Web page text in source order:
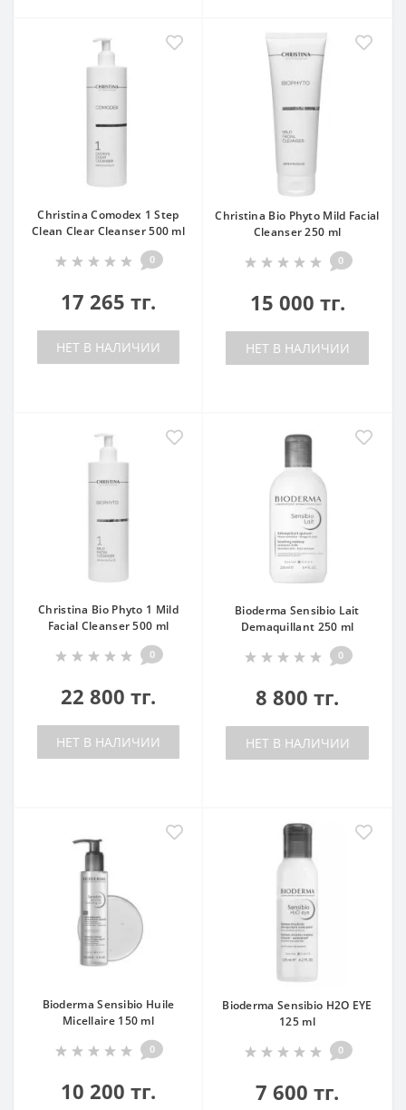
Christina Comodex 1 Step
Clean Clear Cleanser 500 ml
0
17 265 тг.
НЕТ В НАЛИЧИИ
Christina Bio Phyto Mild Facial
Cleanser 250 ml
0
15 000 тг.
НЕТ В НАЛИЧИИ
Christina Bio Phyto 1 Mild
Facial Cleanser 500 ml
0
22 800 тг.
НЕТ В НАЛИЧИИ
Bioderma Sensibio Lait
Demaquillant 250 ml
0
8 800 тг.
НЕТ В НАЛИЧИИ
Bioderma Sensibio Huile
Micellaire 150 ml
0
10 200 тг.
Bioderma Sensibio H2O EYE
125 ml
0
7 600 тг.